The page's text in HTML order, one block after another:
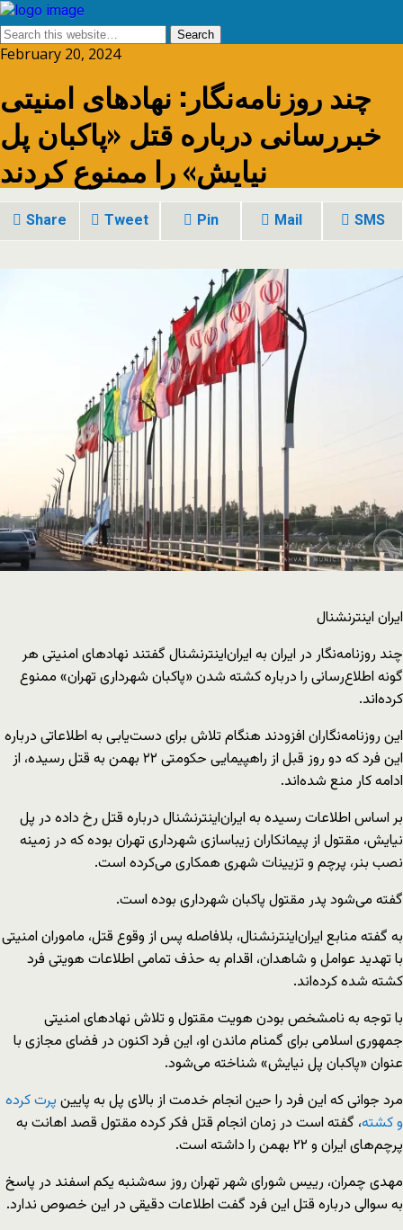
February 20, 2024
چند روزنامه‌نگار: نهادهای امنیتی
خبررسانی درباره قتل «پاکبان پل
نیایش» را ممنوع کردند
Share Tweet Pin Mail SMS
ایران اینترنشنال
چند روزنامه‌نگار در ایران به ایران‌اینترنشنال گفتند نهادهای امنیتی هر
گونه اطلاع‌رسانی را درباره کشته شدن «پاکبان شهرداری تهران» ممنوع
کرده‌اند.
این روزنامه‌نگاران افزودند هنگام تلاش برای دست‌یابی به اطلاعاتی درباره
این فرد که دو روز قبل از راهپیمایی حکومتی ۲۲ بهمن به قتل رسیده، از
ادامه کار منع شده‌اند.
بر اساس اطلاعات رسیده به ایران‌اینترنشنال درباره‌ قتل رخ داده در پل
نیایش، مقتول از پیمانکاران زیباسازی شهرداری تهران بوده که در زمینه
نصب بنر، پرچم و تزیینات شهری همکاری می‌کرده است.
گفته می‌شود پدر مقتول پاکبان شهرداری بوده است.
به گفته منابع ایران‌اینترنشنال، بلافاصله پس از وقوع قتل، ماموران امنیتی
با تهدید عوامل و شاهدان، اقدام به حذف تمامی اطلاعات هویتی فرد
کشته‌ شده کرده‌اند.
با توجه به نامشخص بودن هویت مقتول و تلاش نهادهای امنیتی
جمهوری اسلامی برای گمنام ماندن او، این فرد اکنون در فضای مجازی با
عنوان «پاکبان پل نیایش» شناخته می‌شود.
مرد جوانی که این فرد را حین انجام خدمت از بالای پل به پایین پرت کرده
و کشته، گفته است در زمان انجام قتل فکر کرده مقتول قصد اهانت به
پرچم‌های ایران و ۲۲ بهمن را داشته است.
مهدی چمران، رییس شورای شهر تهران روز سه‌شنبه یکم اسفند در پاسخ
به سوالی درباره قتل این فرد گفت اطلاعات دقیقی در این خصوص ندارد.